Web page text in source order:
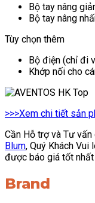
Bộ tay nâng
Bộ tay nâng
Tùy chọn thêm
Bộ điện (chỉ đi
Khớp nối cho
>>>Xem chi tiết sản
Cần Hỗ trợ và Tư
Blum, Quý Khách Vui
được báo giá tốt nhất
Brand